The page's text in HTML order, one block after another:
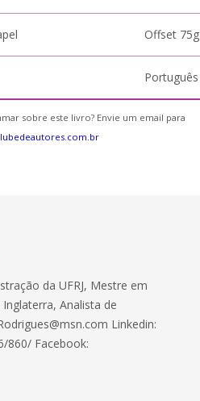
Offset 75g
Português
sobre este livro? Envie um email para
da UFRJ, Mestre em
Analista de
Linkedin:
860/ Facebook: